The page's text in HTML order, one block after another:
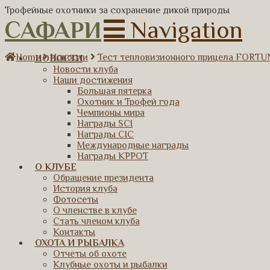
Трофейные охотники за сохранение дикой природы
САФАРИ Navigation
НОВОСТИ
Новости клуба
Наши достижения
Большая пятерка
Охотник и Трофей года
Чемпионы мира
Награды SCI
Награды CIC
Международные награды
Награды КРРОТ
О КЛУБЕ
Обращение президента
История клуба
Фотосеты
О членстве в клубе
Стать членом клуба
Контакты
ОХОТА И РЫБАЛКА
Отчеты об охоте
Клубные охоты и рыбалки
Home Новости Тест тепловизионного прицела